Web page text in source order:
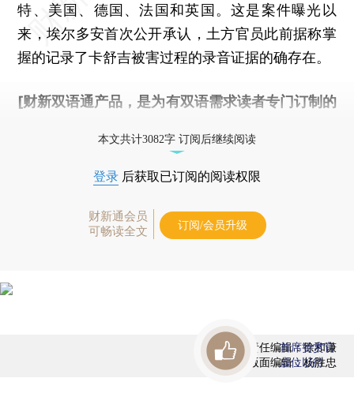
特、美国、德国、法国和英国。这是案件曝光以
来，埃尔多安首次公开承认，土方官员此前据称掌
握的记录了卡舒吉被害过程的录音证据的确存在。
[财新双语通产品，是为有双语需求读者专门订制的
本文共计3082字 订阅后继续阅读
登录 后获取已订阅的阅读权限
财新通会员
可畅读全文
订阅/会员升级
责任编辑：徐和谦
版面编辑：杨胜忠
首席赞赏官
虚位以待